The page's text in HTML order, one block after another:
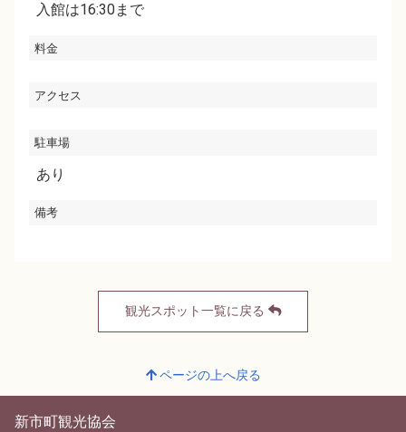
入館は16:30まで
料金
アクセス
駐車場
あり
備考
観光スポット一覧に戻る
ページの上へ戻る
新市町観光協会